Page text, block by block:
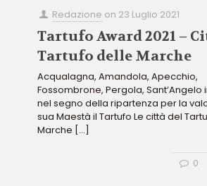
Redazione on 23 Luglio 2021
Tartufo Award 2021 –
Tartufo delle Marche
Acqualagna, Amandola, Apecchio,
Fossombrone, Pergola, Sant’Angelo
nel segno della ripartenza per la
sua Maestà il Tartufo Le città del
Marche […]
0